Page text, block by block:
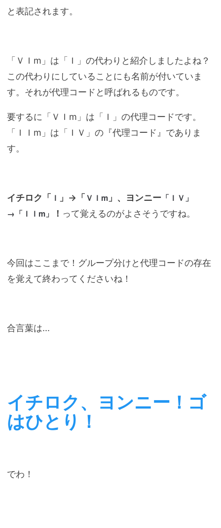
と表記されます。
「ＶＩm」は「Ｉ」の代わりと紹介しましたよね？
この代わりにしていることにも名前が付いていま
す。それが代理コードと呼ばれるものです。
要するに「ＶＩm」は「Ｉ」の代理コードです。
「ＩＩm」は「ＩＶ」の『代理コード』でありま
す。
イチロク「 Ｉ 」→「ＶＩm 」、ヨンニー 「ＩＶ」
→「ＩＩm」
！ って覚えるのがよさそうですね。
今回はここまで！グループ分けと代理コードの存在
を覚えて終わってくださいね！
合言葉は...
イチロク、ヨンニー！ゴ
はひとり！
でわ！